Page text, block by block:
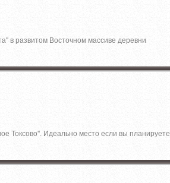
развитом Восточном массиве деревни
Токсово''. Идеально место если вы планируете